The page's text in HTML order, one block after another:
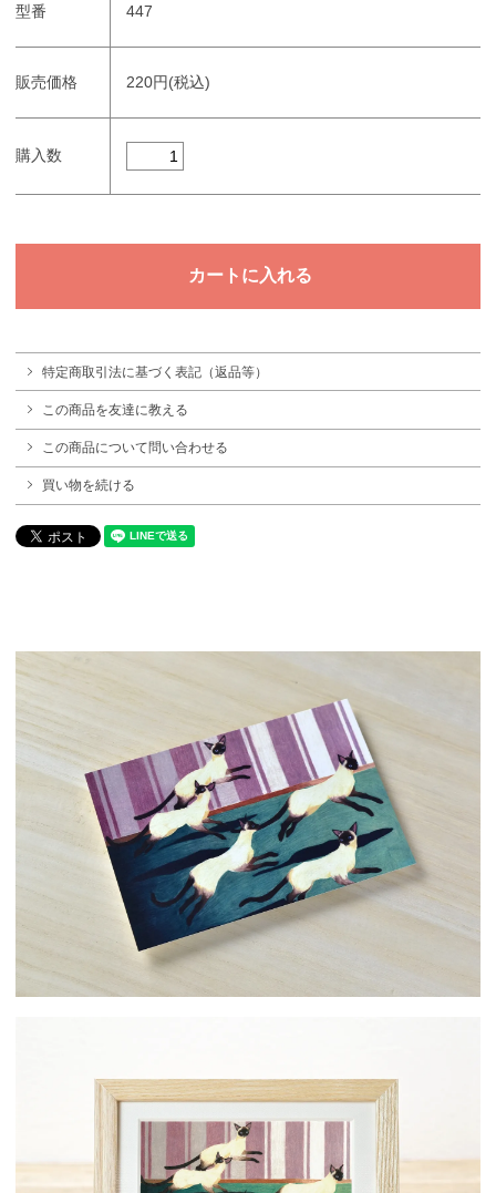
型番 447
販売価格 220円(税込)
購入数
特定商取引法に基づく表記（返品等）
この商品を友達に教える
この商品について問い合わせる
買い物を続ける